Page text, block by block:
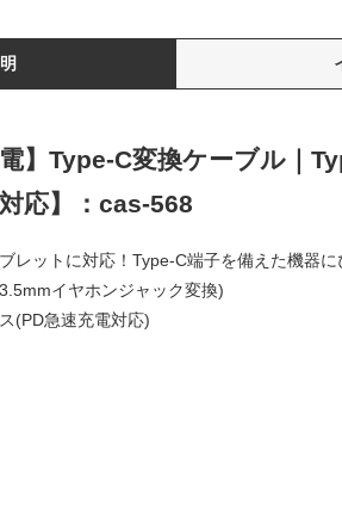
電】Type-C変換ケーブル｜
応】：cas-568
レットに対応！Type-C端子を備えた機器
イヤホンジャック変換)
(PD急速充電対応)